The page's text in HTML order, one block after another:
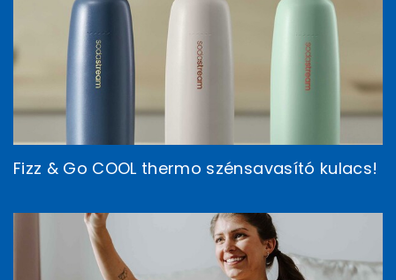
Fizz & Go COOL thermo szénsavasító kulacs!